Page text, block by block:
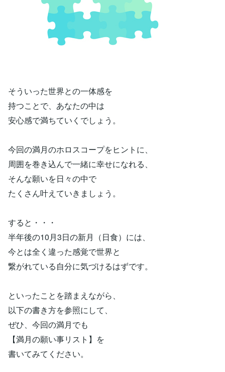
そういった世界との一体感を
持つことで、あなたの中は
安心感で満ちていくでしょう。
今回の満月のホロスコープをヒントに、
周囲を巻き込んで一緒に幸せになれる、
そんな願いを日々の中で
たくさん叶えていきましょう。
すると・・・
半年後の10月3日の新月（日食）には、
今とは全く違った感覚で世界と
繋がれている自分に気づけるはずです。
といったことを踏まえながら、
以下の書き方を参照にして、
ぜひ、今回の満月でも
【満月の願い事リスト】を
書いてみてください。